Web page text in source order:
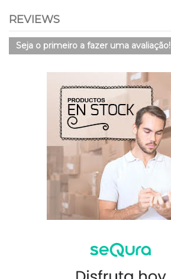
REVIEWS
Seja o primeiro a fazer uma avaliação!